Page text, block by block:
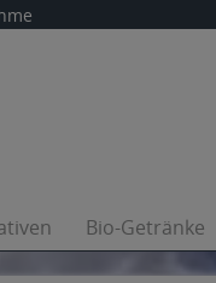
Bio-Getränke